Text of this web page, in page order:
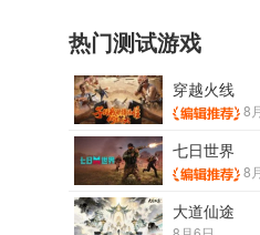
热门测试游戏
穿越火线
8
七日世界
8
大道仙途